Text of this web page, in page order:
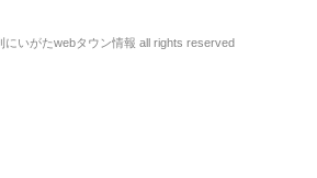
にいがたwebタウン情報 all rights reserved